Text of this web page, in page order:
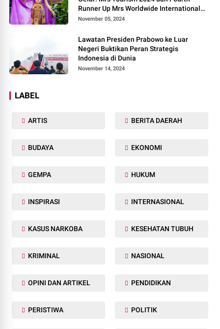
Runner Up Mrs Worldwide International
2024, di Pemilihan Mrs Worldwide 2024
November 05, 2024
Lawatan Presiden Prabowo ke Luar
Negeri Buktikan Peran Strategis
Indonesia di Dunia
November 14, 2024
LABEL
ARTIS BERITA DAERAH
BUDAYA EKONOMI
GEMPA HUKUM
INSPIRASI INTERNASIONAL
KASUS NARKOBA KESEHATAN TUBUH
KRIMINAL NASIONAL
OPINI DAN ARTIKEL PENDIDIKAN
PERISTIWA POLITIK